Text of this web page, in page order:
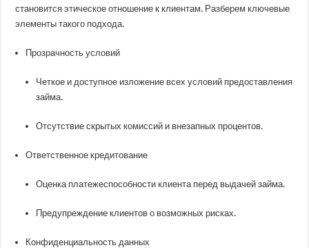
становится этическое отношение к клиентам. Разберем ключевые
элементы такого подхода.
Прозрачность условий
Четкое и доступное изложение всех условий предоставления
займа.
Отсутствие скрытых комиссий и внезапных процентов.
Ответственное кредитование
Оценка платежеспособности клиента перед выдачей займа.
Предупреждение клиентов о возможных рисках.
Конфиденциальность данных